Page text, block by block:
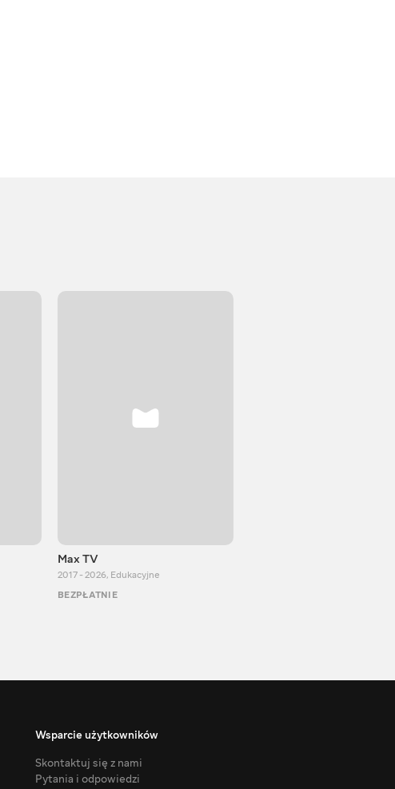
Max TV
2017 - 2026, Edukacyjne
BEZPŁATNIE
Wsparcie użytkowników
Skontaktuj się z nami
Pytania i odpowiedzi